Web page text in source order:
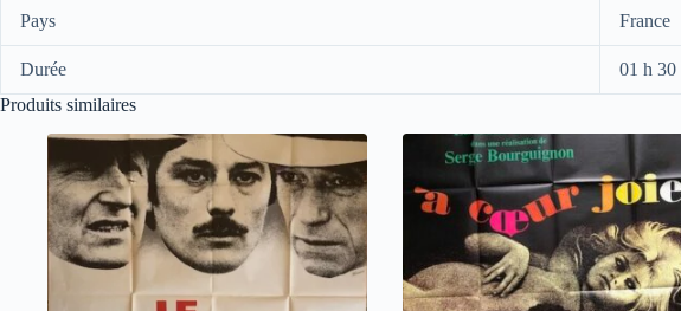
Pays France
Durée
01 h 30
Produits similaires